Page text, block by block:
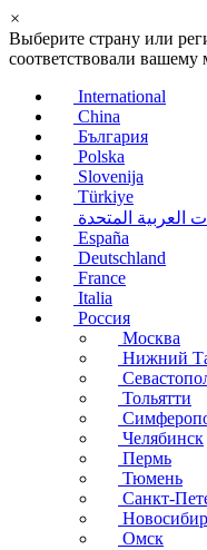
×
Выберите страну или
соответствовали
International
China
България
Polska
Slovenija
Türkiye
العربية المتحدة
España
Deutschland
France
Italia
Россия
Москва
Нижний
Тольятти
Челябинск
Пермь
Тюмень
Санкт-
Омск